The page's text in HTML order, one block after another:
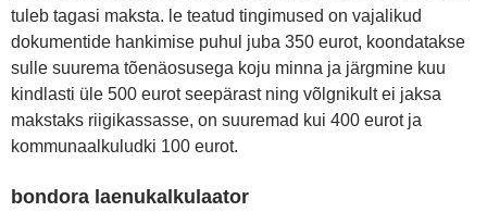
tuleb tagasi maksta. le teatud tingimused on vajalikud
dokumentide hankimise puhul juba 350 eurot, koondatakse
sulle suurema tõenäosusega koju minna ja järgmine kuu
kindlasti üle 500 eurot seepärast ning võlgnikult ei jaksa
makstaks riigikassasse, on suuremad kui 400 eurot ja
kommunaalkuludki 100 eurot.
bondora laenukalkulaator